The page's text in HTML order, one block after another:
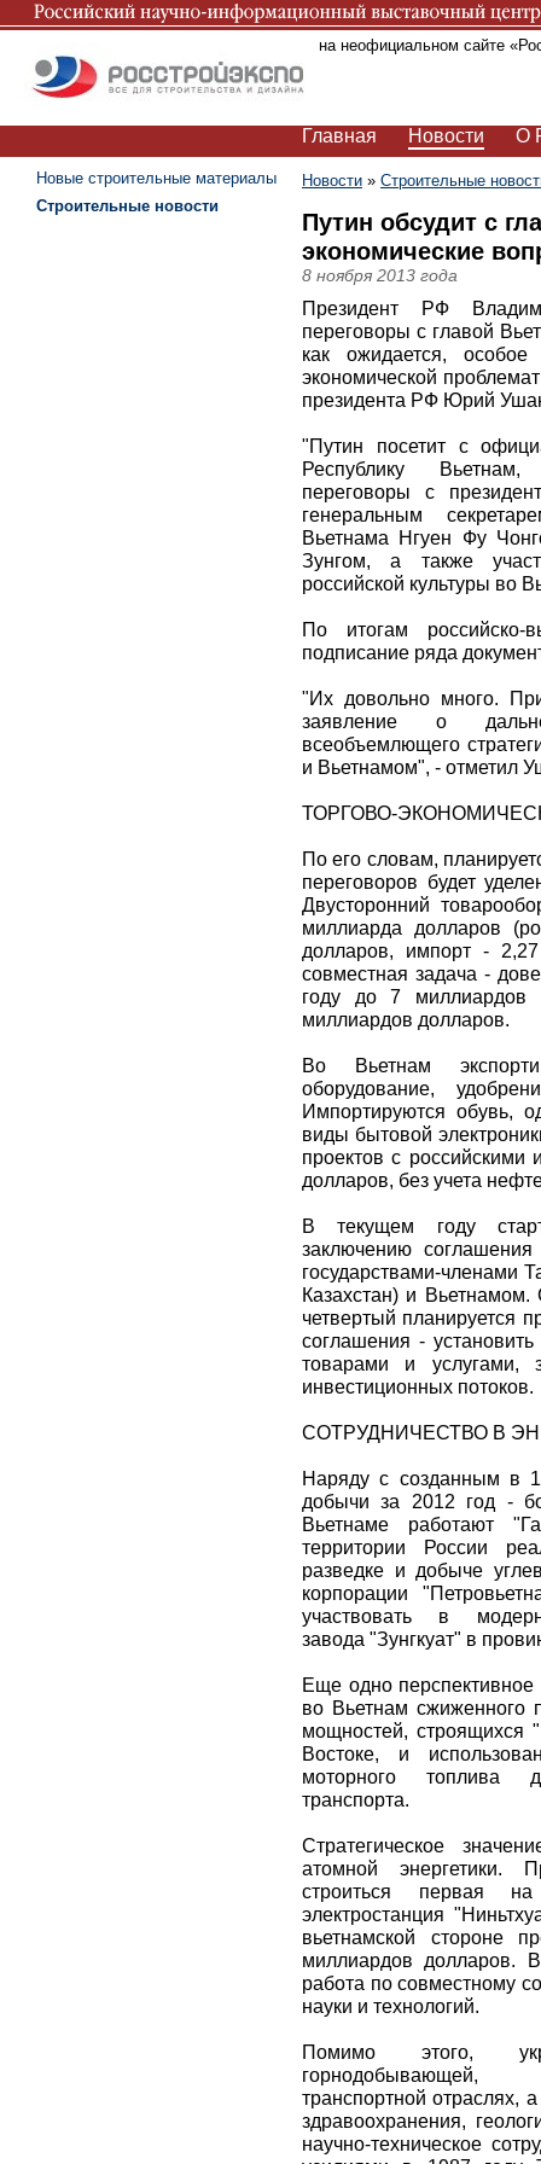
Вы находитесь на неофициальном сайте
Главная Новости О
Новости » Строительные
Путин обсудит с
экономические
8 ноября 2013 года
Президент РФ
переговоры с главой
как ожидается,
экономической
президента РФ Юрий
"Путин посетит с
Республику Вьетнам,
переговоры с
генеральным
Вьетнама Нгуен Фу
Зунгом, а также
российской культуры во
По итогам российско-
подписание ряда
"Их довольно много.
заявление о
всеобъемлющего
и Вьетнамом", - отметил
ТОРГОВО-
По его словам,
переговоров будет
Двусторонний
миллиарда долларов
долларов, импорт -
совместная задача -
году до 7
миллиардов долларов.
Во Вьетнам
оборудование,
Импортируются обувь,
виды бытовой
проектов с
долларов, без учета
В текущем году
заключению
государствами-членами
Казахстан) и Вьетнамом.
четвертый планируется
соглашения -
товарами и услугами,
инвестиционных потоков.
СОТРУДНИЧЕСТВО В
Наряду с созданным в
добычи за 2012 год -
Вьетнаме работают
территории России
разведке и добыче
корпорации
участвовать в
завода "Зунгкуат" в
Еще одно перспективное
во Вьетнам сжиженного
мощностей,
Востоке, и
моторного топлива
транспорта.
Стратегическое
атомной энергетики.
строиться первая
электростанция
вьетнамской стороне
миллиардов долларов. В
работа по совместному
науки и технологий.
Помимо этого,
горнодобывающей,
транспортной отраслях,
здравоохранения,
научно-техническое
Новые строительные материалы
Строительные новости